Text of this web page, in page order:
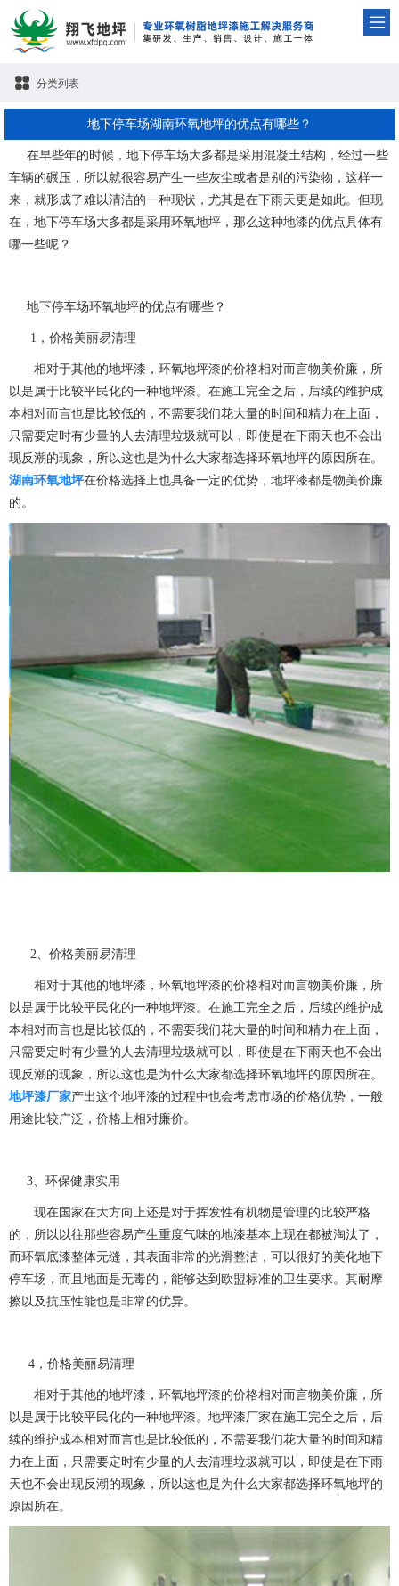
分类列表
地下停车场湖南环氧地坪的优点有哪些？
在早些年的时候，地下停车场大多都是采用混凝土结构，经过一些
车辆的碾压，所以就很容易产生一些灰尘或者是别的污染物，这样一
来，就形成了难以清洁的一种现状，尤其是在下雨天更是如此。但现
在，地下停车场大多都是采用环氧地坪，那么这种地漆的优点具体有
哪一些呢？
地下停车场环氧地坪的优点有哪些？
1，价格美丽易清理
相对于其他的地坪漆，环氧地坪漆的价格相对而言物美价廉，所
以是属于比较平民化的一种地坪漆。在施工完全之后，后续的维护成
本相对而言也是比较低的，不需要我们花大量的时间和精力在上面，
只需要定时有少量的人去清理垃圾就可以，即使是在下雨天也不会出
现反潮的现象，所以这也是为什么大家都选择环氧地坪的原因所在。
湖南环氧地坪在价格选择上也具备一定的优势，地坪漆都是物美价廉
的。
2、价格美丽易清理
相对于其他的地坪漆，环氧地坪漆的价格相对而言物美价廉，所
以是属于比较平民化的一种地坪漆。在施工完全之后，后续的维护成
本相对而言也是比较低的，不需要我们花大量的时间和精力在上面，
只需要定时有少量的人去清理垃圾就可以，即使是在下雨天也不会出
现反潮的现象，所以这也是为什么大家都选择环氧地坪的原因所在。
地坪漆厂家产出这个地坪漆的过程中也会考虑市场的价格优势，一般
用途比较广泛，价格上相对廉价。
3、环保健康实用
现在国家在大方向上还是对于挥发性有机物是管理的比较严格
的，所以以往那些容易产生重度气味的地漆基本上现在都被淘汰了，
而环氧底漆整体无缝，其表面非常的光滑整洁，可以很好的美化地下
停车场，而且地面是无毒的，能够达到欧盟标准的卫生要求。其耐摩
擦以及抗压性能也是非常的优异。
4，价格美丽易清理
相对于其他的地坪漆，环氧地坪漆的价格相对而言物美价廉，所
以是属于比较平民化的一种地坪漆。地坪漆厂家在施工完全之后，后
续的维护成本相对而言也是比较低的，不需要我们花大量的时间和精
力在上面，只需要定时有少量的人去清理垃圾就可以，即使是在下雨
天也不会出现反潮的现象，所以这也是为什么大家都选择环氧地坪的
原因所在。